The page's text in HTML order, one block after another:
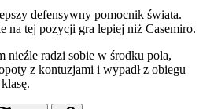
defensywny pomocnik świata.
na tej pozycji gra lepiej niż Casemiro.
nieźle radzi sobie w środku pola,
z kontuzjami i wypadł z obiegu